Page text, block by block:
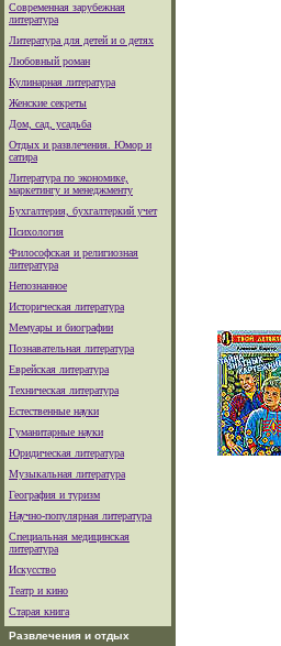
Современная зарубежная
литература
Литература для детей и о детях
Любовный роман
Кулинарная литература
Женские секреты
Дом, сад, усадьба
Отдых и развлечения. Юмор и
сатира
Литература по экономике,
маркетингу и менеджменту
Бухгалтерия, бухгалтеркий учет
Психология
Философская и религиозная
литература
Непознанное
Историческая литература
Мемуары и биографии
Познавательная литература
Еврейская литература
Техническая литература
Естественные науки
Гуманитарные науки
Юридическая литература
Музыкальная литература
География и туризм
Научно-популярная литература
Специальная медицинская
литература
Искусство
Театр и кино
Старая книга
Развлечения и отдых